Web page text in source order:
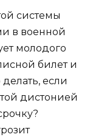
системы
в военной
молодого
билет и
если
дистонией